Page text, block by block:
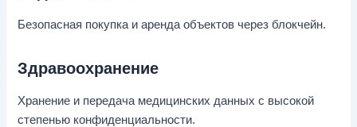
Безопасная покупка и аренда объектов через блокчейн.
Здравоохранение
Хранение и передача медицинских данных с высокой
степенью конфиденциальности.